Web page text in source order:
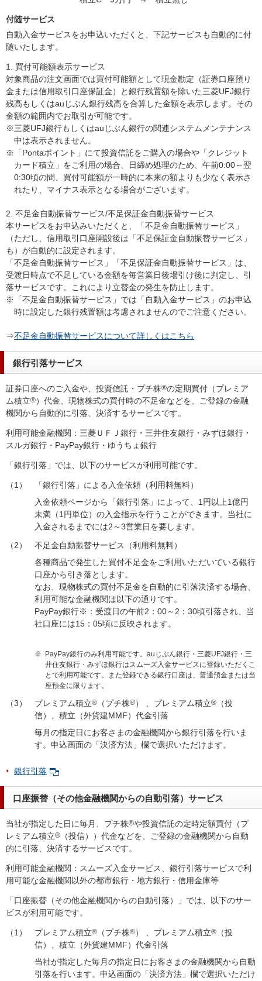
付随サービス
自動入金サービスをお申込いただくと、下記サービスも自動的に付
随いたします。
1. 買付可能額表示サービス
対象商品の注文画面では買付可能額として現金勘定（証券口座預り
金または信用取引口座保証金）と銀行残置額を除いた三菱UFJ銀行
残高もしくはauじぶん銀行残高を合算した金額を表示します。その
金額の範囲内でお取引が可能です。
※三菱UFJ銀行もしくはauじぶん銀行の関連システムメンテナンス
中は表示されません。
※「Pontaポイント」にて投資信託をご購入の場合や「クレジット
カード積立」をご利用の場合、日締め処理のため、午前0:00～翌
0:30頃の間、買付可能額が一時的に本来の額よりも少なく表示さ
れたり、マイナス表示となる場合がございます。
2. 不足金自動振替サービス/不足保証金自動振替サービス
本サービスをお申込みいただくと、「不足金自動振替サービス」
（ただし、信用取引口座開設後は「不足保証金自動振替サービス」
も）が自動的に設定されます。
「不足金自動振替サービス」「不足保証金自動振替サービス」は、
受渡日時点で不足している金額を毎営業日後場引け後に判定し、引
落サービスです。これにより立替金の発生を防止します。
※「不足金自動振替サービス」では「自動入金サービス」のお申込
時に設定した銀行残置額は考慮されませんのでご注意ください。
⇒不足金自動振替サービスについて詳しくはこちら
銀行引落サービス
証券口座へのご入金や、投資信託・プチ株®の定期買付（プレミア
ム積立®）代金、現物株式の買付時の不足金などを、ご登録の金融
機関から自動的に引落、決済するサービスです。
利用可能金融機関：三菱ＵＦＪ銀行・三井住友銀行・みずほ銀行・
スルガ銀行・PayPay銀行・ゆうちょ銀行
「銀行引落」では、以下のサービスが利用可能です。
（1）
「銀行引落」による入金依頼（利用料無料）
入金依頼ページから「銀行引落」によって、1円以上1億円
未満（1円単位）の入金指示を行うことができます。当社に
入金されるまでには2～3営業日を要します。
（2）
不足金自動振替サービス（利用料無料）
各種商品で発生した買付不足金をご利用いただいている銀行
口座から引き落とします。
なお、現物株式の買付不足金を自動的に引落決済する場合、
利用可能な金融機関は以下の通りです。
PayPay銀行※：受渡日の午前2：00～2：30頃引落され、当
社口座には15：05頃に反映されます。
※
PayPay銀行のみ利用可能です。auじぶん銀行・三菱UFJ銀行・三
井住友銀行・みずほ銀行はスムーズ入金サービスに登録いただくこ
とで利用可能です。また登録できる銀行口座は、普通預金または当
座預金に限ります。
（3） プレミアム積立® （プチ株®） 、プレミアム積立®
（投
信）、積立（外貨建MMF）代金引落
毎月の指定日にお客さまの金融機関から銀行引落を行いま
す。申込画面の「決済方法」欄で選択いただけます。
銀行引落
口座振替（その他金融機関からの自動引落）サービス
当社が指定した日に毎月、プチ株®や投資信託の定時定額買付（プ
レミアム積立®
（投信））代金などを、ご登録の金融機関から自動
的に引落、決済するサービスです。
利用可能金融機関：スムーズ入金サービス、銀行引落サービスで利
用可能な金融機関以外の都市銀行・地方銀行・信用金庫等
「口座振替（その他金融機関からの自動引落）」では、以下のサー
ビスが利用可能です。
（1） プレミアム積立® （プチ株®） 、プレミアム積立®
（投
信）、積立（外貨建MMF）代金引落
当社が指定した毎月の指定日にお客さまの金融機関から自動
引落を行います。申込画面の「決済方法」欄で選択いただけ